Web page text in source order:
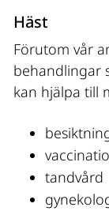
Häst
Förutom vår
behandlingar
kan hjälpa till
tandvård